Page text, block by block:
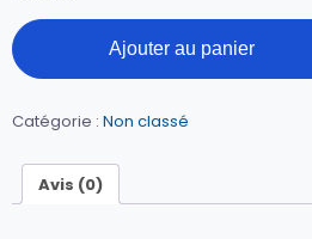
quantité
de
Apprenez
créer
plateforme
commerce
Ajouter au panier
Catégorie : Non classé
Avis (0)